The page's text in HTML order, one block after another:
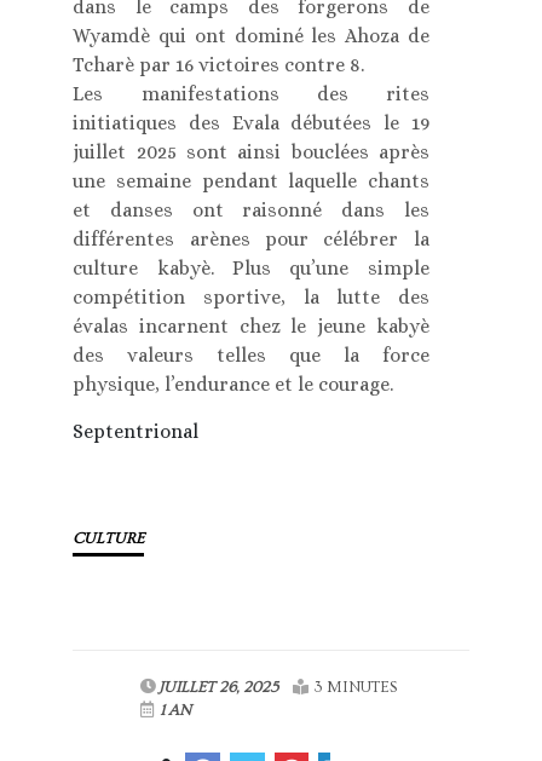
dans le camps des forgerons de
Wyamdè qui ont dominé les Ahoza de
Tcharè par 16 victoires contre 8.
Les manifestations des rites
initiatiques des Evala débutées le 19
juillet 2025 sont ainsi bouclées après
une semaine pendant laquelle chants
et danses ont raisonné dans les
différentes arènes pour célébrer la
culture kabyè. Plus qu’une simple
compétition sportive, la lutte des
évalas incarnent chez le jeune kabyè
des valeurs telles que la force
physique, l’endurance et le courage.
Septentrional
CULTURE
JUILLET 26, 2025
3 MINUTES
1 AN